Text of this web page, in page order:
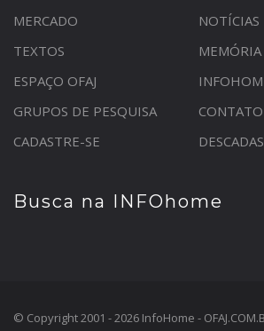
MERCADO
NOTÍCIAS
TEXTOS
MEMÓRIA
ESPAÇO OFAJ
GRUPOS DE PESQUISA
CONTATO
CADASTRE-SE
Busca na INFOhome
© Copyright 2001 - 2026 InfoHome -